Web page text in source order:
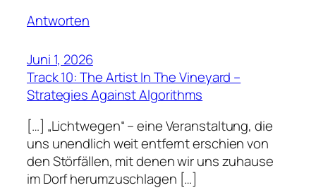
Antworten
Juni 1, 2026
Track 10: The Artist In The Vineyard –
Strategies Against Algorithms
[…] „Lichtwegen“ – eine Veranstaltung, die
uns unendlich weit entfernt erschien von
den Störfällen, mit denen wir uns zuhause
im Dorf herumzuschlagen […]